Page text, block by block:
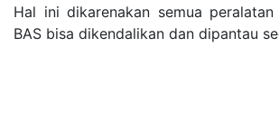
Hal ini dikarenakan semua
BAS bisa dikendalikan dan dipantau